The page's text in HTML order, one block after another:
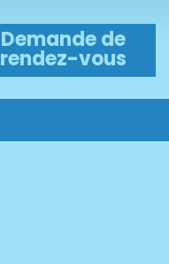
Demande de
rendez-vous